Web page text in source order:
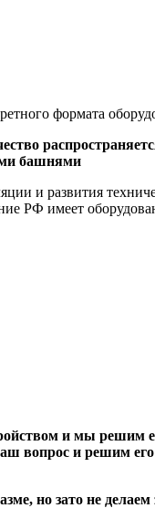
формата
башнями
и развития
РФ имеет
и мы решим
вопрос и решим
но зато не делаем